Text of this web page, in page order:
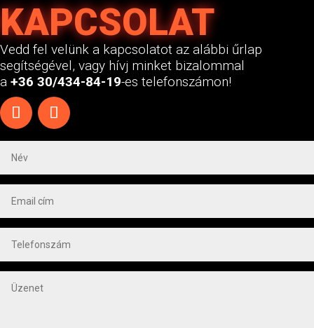
KAPCSOLAT
Vedd fel velünk a kapcsolatot az alábbi űrlap
segítségével, vagy hívj minket bizalommal
a +36 30/434-84-19-es telefonszámon!